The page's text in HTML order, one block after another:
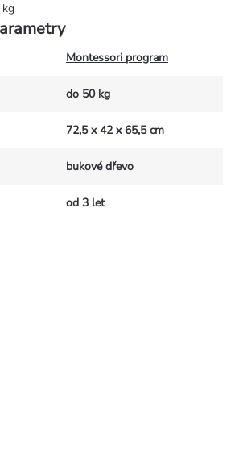
Montessori program
do 50 kg
72,5 x 42 x 65,5 cm
bukové dřevo
od 3 let